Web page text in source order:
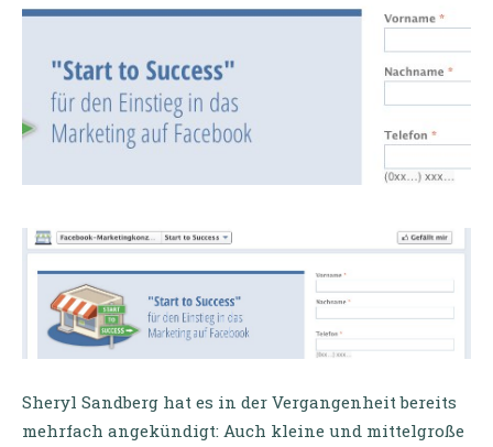
Sheryl Sandberg hat es in der Vergangenheit bereits
mehrfach angekündigt: Auch kleine und mittelgroße